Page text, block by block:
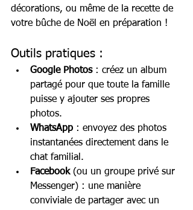
décorations, ou même de la recette de
votre bûche de Noël en préparation !
Outils pratiques :
Google Photos : créez un album
partagé pour que toute la famille
puisse y ajouter ses propres
photos.
WhatsApp : envoyez des photos
instantanées directement dans le
chat familial.
Facebook (ou un groupe privé sur
Messenger) : une manière
conviviale de partager avec un